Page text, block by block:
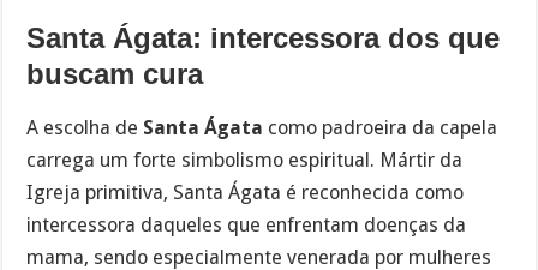
Santa Ágata: intercessora dos que
buscam cura
A escolha de Santa Ágata como padroeira da capela
carrega um forte simbolismo espiritual. Mártir da
Igreja primitiva, Santa Ágata é reconhecida como
intercessora daqueles que enfrentam doenças da
mama, sendo especialmente venerada por mulheres